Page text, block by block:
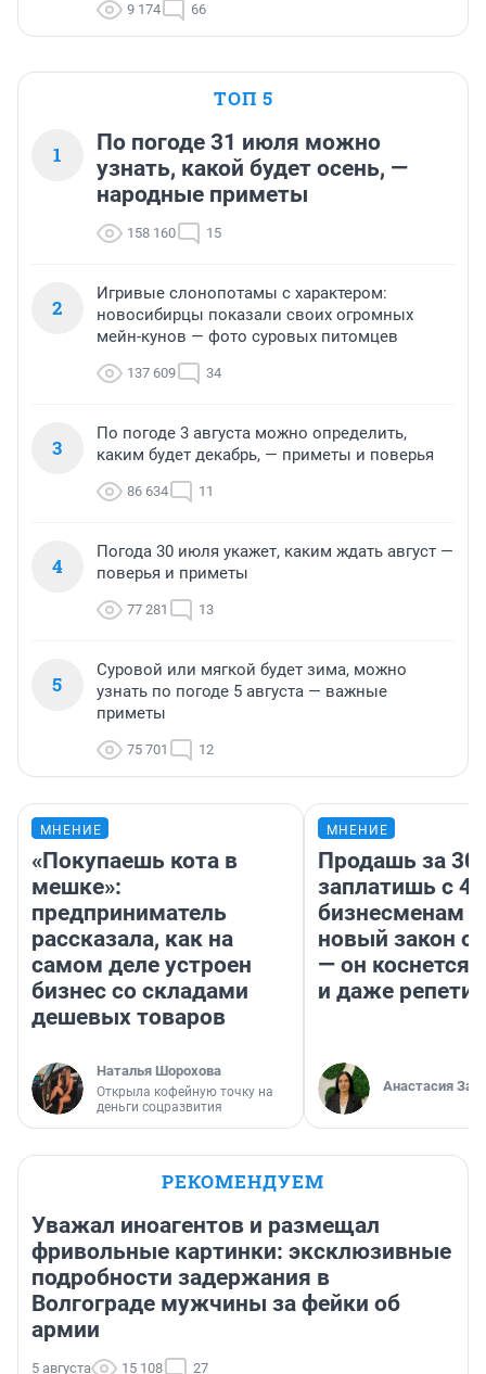
9 174 66
ТОП 5
1
По погоде 31 июля можно
узнать, какой будет осень, —
народные приметы
158 160 15
2
Игривые слонопотамы с характером:
новосибирцы показали своих огромных
мейн-кунов — фото суровых питомцев
137 609 34
3
По погоде 3 августа можно определить,
каким будет декабрь, — приметы и поверья
86 634 11
4
Погода 30 июля укажет, каким ждать август —
поверья и приметы
77 281 13
5
Суровой или мягкой будет зима, можно
узнать по погоде 5 августа — важные
приметы
75 701 12
МНЕНИЕ
«Покупаешь кота в
мешке»:
предприниматель
рассказала, как на
самом деле устроен
бизнес со складами
дешевых товаров
Наталья Шорохова
Открыла кофейную точку на
деньги соцразвития
МНЕНИЕ
Продашь за
заплатишь с
бизнесменам
новый закон о
— он коснется
и даже
Анастасия
РЕКОМЕНДУЕМ
Уважал иноагентов и размещал
фривольные картинки: эксклюзивные
подробности задержания в
Волгограде мужчины за фейки об
армии
5 августа 15 108 27